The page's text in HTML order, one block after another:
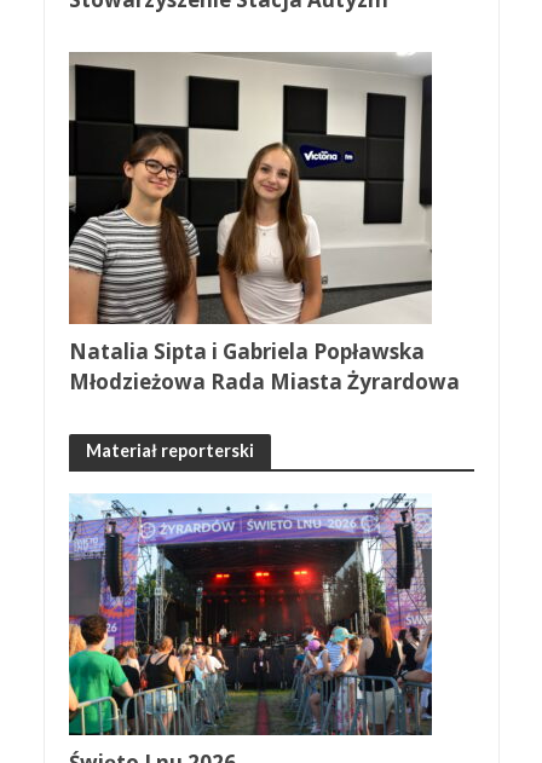
Natalia Sipta i Gabriela Popławska
Młodzieżowa Rada Miasta Żyrardowa
Materiał reporterski